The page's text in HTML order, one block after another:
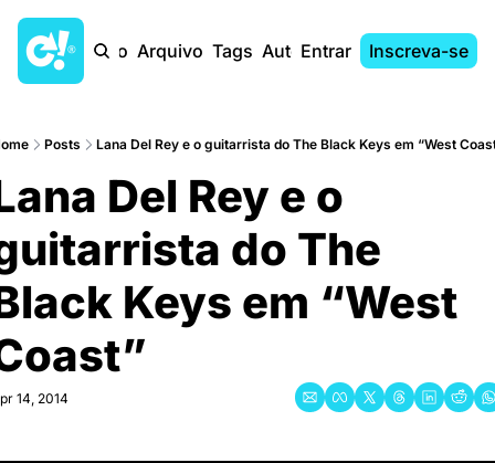
Início Arquivo Tags AutoresEntrar Inscreva-se
Posts Lana Del Rey e o guitarrista do The Black Keys em “West
Del Rey e o
do The
Keys em “West
14, 2014